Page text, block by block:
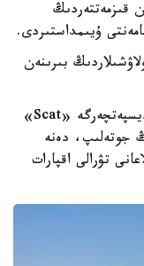
قىزمەتتەردىڭ
ۇيىمداستىردى.
بىرىنەن
ارەكەت الگوريتمى 10: 57 دە باستالادى. ديسپەتچەرگە «Scat»
جوتەلىپ، دەنە
تۋرالى اقپارات